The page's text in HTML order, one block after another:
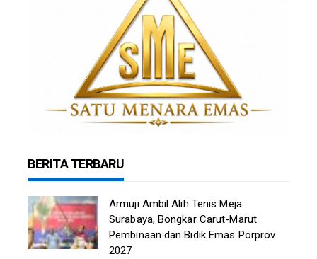
BERITA TERBARU
Armuji Ambil Alih Tenis Meja
Surabaya, Bongkar Carut-Marut
Pembinaan dan Bidik Emas Porprov
2027